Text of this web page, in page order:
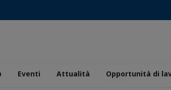
Eventi Attualità Opportunità di